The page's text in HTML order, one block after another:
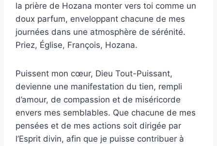
la prière de Hozana monter vers toi comme un
doux parfum, enveloppant chacune de mes
journées dans une atmosphère de sérénité.
Priez, Église, François, Hozana.
Puissent mon cœur, Dieu Tout-Puissant,
devienne une manifestation du tien, rempli
d’amour, de compassion et de miséricorde
envers mes semblables. Que chacune de mes
pensées et de mes actions soit dirigée par
l’Esprit divin, afin que je puisse contribuer à